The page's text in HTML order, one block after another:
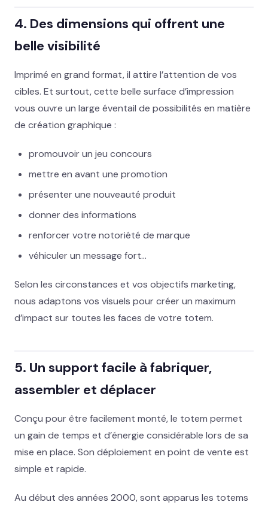
4. Des dimensions qui offrent une
belle visibilité
Imprimé en grand format, il attire l’attention de vos
cibles. Et surtout, cette belle surface d’impression
vous ouvre un large éventail de possibilités en matière
de création graphique :
promouvoir un jeu concours
mettre en avant une promotion
présenter une nouveauté produit
donner des informations
renforcer votre notoriété de marque
véhiculer un message fort…
Selon les circonstances et vos objectifs marketing,
nous adaptons vos visuels pour créer un maximum
d’impact sur toutes les faces de votre totem.
5. Un support facile à fabriquer,
assembler et déplacer
Conçu pour être facilement monté, le totem permet
un gain de temps et d’énergie considérable lors de sa
mise en place. Son déploiement en point de vente est
simple et rapide.
Au début des années 2000, sont apparus les totems